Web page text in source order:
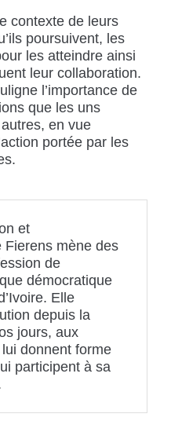
contexte de leurs
poursuivent, les
les atteindre ainsi
leur collaboration.
l’importance de
que les uns
en vue
portée par les
et
Fierens mène des
de
démocratique
Elle
depuis la
jours, aux
donnent forme
participent à sa